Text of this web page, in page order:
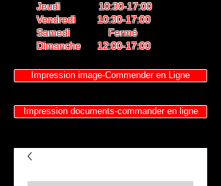
Jeudi 10:30-17:00
Vendredi 10:30-17:00
Samedi Fermé
Dimanche 12:00-17:00
Impression image-Commender en Ligne
Impression documents-commander en ligne